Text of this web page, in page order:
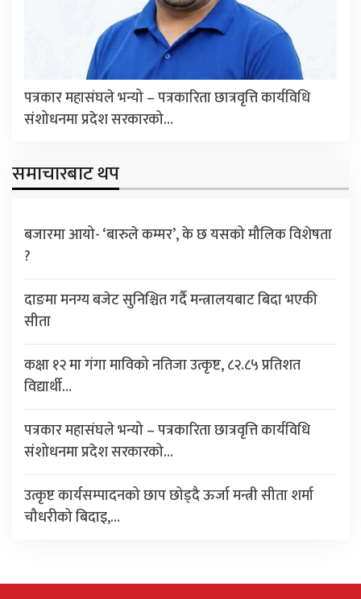
पत्रकार महासंघले भन्यो – पत्रकारिता छात्रवृत्ति कार्यविधि
संशोधनमा प्रदेश सरकारको…
समाचारबाट थप
बजारमा आयो- ‘बारुले कम्मर’, के छ यसको मौलिक विशेषता
?
दाङमा मनग्य बजेट सुनिश्चित गर्दै मन्त्रालयबाट बिदा भएकी
सीता
कक्षा १२ मा गंगा माविको नतिजा उत्कृष्ट, ८२.८५ प्रतिशत
विद्यार्थी…
पत्रकार महासंघले भन्यो – पत्रकारिता छात्रवृत्ति कार्यविधि
संशोधनमा प्रदेश सरकारको…
उत्कृष्ट कार्यसम्पादनको छाप छोड्दै ऊर्जा मन्त्री सीता शर्मा
चौधरीको बिदाइ,…